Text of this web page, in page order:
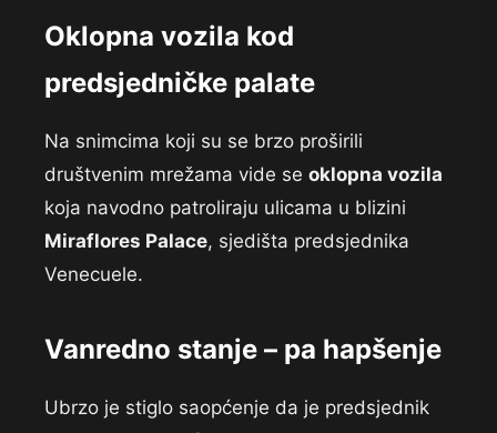
Oklopna vozila kod
predsjedničke palate
Na snimcima koji su se brzo proširili
društvenim mrežama vide se oklopna vozila
koja navodno patroliraju ulicama u blizini
Miraflores Palace, sjedišta predsjednika
Venecuele.
Vanredno stanje – pa hapšenje
Ubrzo je stiglo saopćenje da je predsjednik